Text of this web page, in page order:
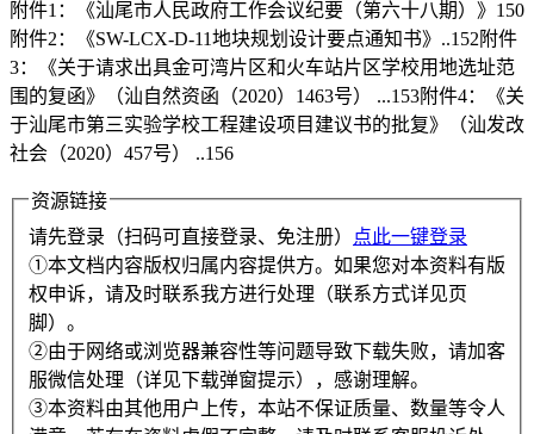
附件1：《汕尾市人民政府工作会议纪要（第六十八期）》150
附件2：《SW-LCX-D-11地块规划设计要点通知书》..152附件
3：《关于请求出具金可湾片区和火车站片区学校用地选址范
围的复函》（汕自然资函（2020）1463号） ...153附件4：《关
于汕尾市第三实验学校工程建设项目建议书的批复》（汕发改
社会（2020）457号） ..156
资源链接
请先登录（扫码可直接登录、免注册）
点此一键登录
①本文档内容版权归属内容提供方。如果您对本资料有版
权申诉，请及时联系我方进行处理（联系方式详见页
脚）。
②由于网络或浏览器兼容性等问题导致下载失败，请加客
服微信处理（详见下载弹窗提示），感谢理解。
③本资料由其他用户上传，本站不保证质量、数量等令人